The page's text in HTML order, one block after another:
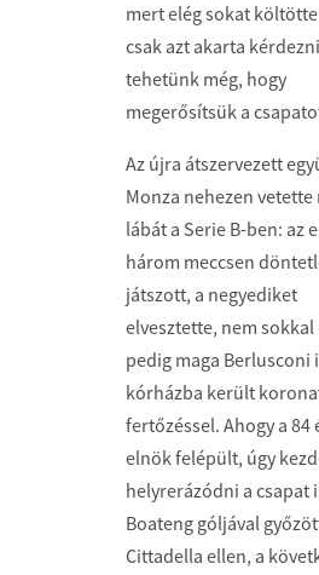
mert elég sokat
csak azt akarta
tehetünk még, hogy
megerősítsük a
Az újra átszervezett
Monza nehezen vetette
lábát a Serie B-ben: az
három meccsen
játszott, a negyediket
elvesztette, nem sokkal
pedig maga Berlusconi
kórházba került
fertőzéssel. Ahogy a 84
elnök felépült, úgy
helyrerázódni a csapat
Boateng góljával
Cittadella ellen, a